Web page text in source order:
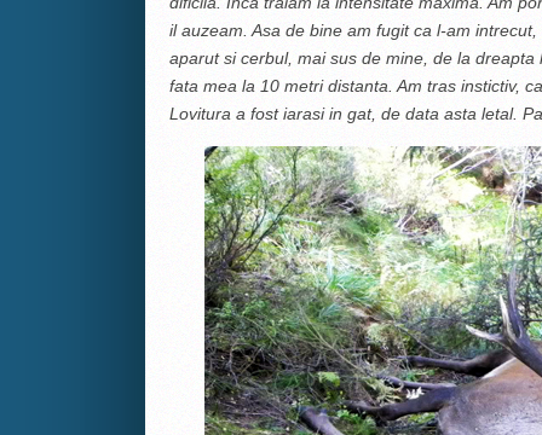
il auzeam. Asa de bine am fugit ca l-am
aparut si cerbul, mai sus de mine, de la
fata mea la 10 metri distanta. Am tras instictiv,
Lovitura a fost iarasi in gat, de data asta letal.